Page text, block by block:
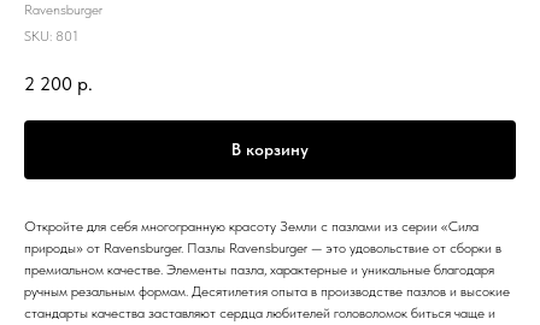
Ravensburger
SKU: 801
2 200 р.
В корзину
Откройте для себя многогранную красоту Земли с пазлами из серии «Сила
природы» от Ravensburger. Пазлы Ravensburger — это удовольствие от сборки в
премиальном качестве. Элементы пазла, характерные и уникальные благодаря
ручным резальным формам. Десятилетия опыта в производстве пазлов и высокие
стандарты качества заставляют сердца любителей головоломок биться чаще и